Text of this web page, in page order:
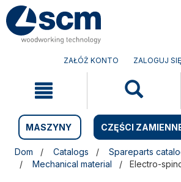
Przejdź
do
treści
Przejdź
do
menu
nawigacyjnego
ZAŁÓŻ KONTO ZALOGUJ SIĘ
MASZYNY CZĘŚCI
Dom Catalogs
Spareparts
Mechanical material
Electro-